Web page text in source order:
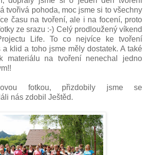
tvořivá pohoda, moc jsme si to všechny
času na tvoření, ale i na focení, proto
ze srazu :-) Celý prodloužený víkend
Life. To co nejvíce ke tvoření
a klid a toho jsme měly dostatek. A také
materiálu na tvoření nenechal jedno
fotkou, přizdobily jsme se
nás zdobil Ještěd.